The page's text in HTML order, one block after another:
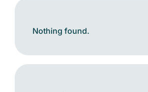
Nothing found.